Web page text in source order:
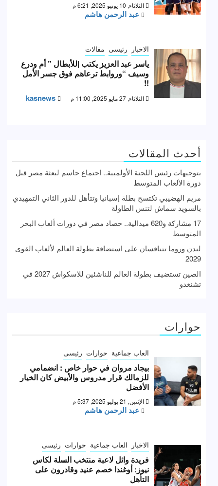
الثلاثاء, 10 يونيو 2025, 6:21 م
عبد الرحمن هاشم
الاخبار رئيسى مقالات
ياسر عبد العزيز يكتب |للأبطال ” أم ودرع
وسيف “وروابط ترعاهم فوق جسر الأمل
!!
الثلاثاء, 27 مايو 2025, 11:00 م kasnews
أحدث المقالات
بتوجيهات رئيس اللجنة الأولمبية.. اجتماع حاسم لبعثة مصر قبل
دورة الألعاب المتوسط
مريم الهضيبي تكتسح بطلة إسبانيا وتتأهل للدور الثاني التمهيدي
بالسويد سماش لتنس الطاولة
17 مشاركة و620 ميدالية.. حصاد مصر في دورات ألعاب البحر
المتوسط
لندن وروما تتنافسان على استضافة بطولة العالم لألعاب القوى
2029
الصين تستضيف بطولة العالم للناشئين للاسكواش 2027 في
تشنغدو
حوارات
العاب جماعية حوارات رئيسى
بيجاد مروان في حوار خاص : انضمامي
للزمالك قرار مدروس والأبيض كان الخيار
الأفضل
الإثنين, 21 يوليو 2025, 5:37 م
عبد الرحمن هاشم
الاخبار العاب جماعية حوارات رئيسى
فريدة وائل لاعبة منتخب السلة لكاس
نيوز: أوغندا خصم عنيد وقادرون على
التأهل